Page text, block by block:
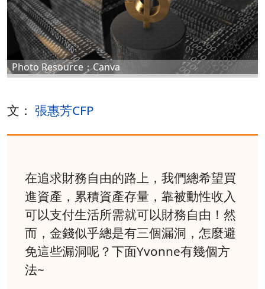
Photo Resource：Canva
文： 張惠芳CFP
在追求財務自由的路上，我們總希望買
進資產，累積資產存量，靠被動性收入
可以支付生活所需就可以財務自由！然
而，金錢似乎總是有三個漏洞，怎麼避
免這些漏洞呢？下面Yvonne有幾個方
法~